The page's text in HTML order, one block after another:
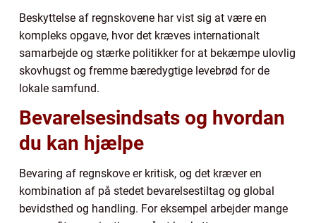
Beskyttelse af regnskovene har vist sig at være en
kompleks opgave, hvor det kræves internationalt
samarbejde og stærke politikker for at bekæmpe ulovlig
skovhugst og fremme bæredygtige levebrød for de
lokale samfund.
Bevarelsesindsats og hvordan
du kan hjælpe
Bevaring af regnskove er kritisk, og det kræver en
kombination af på stedet bevarelsestiltag og global
bevidsthed og handling. For eksempel arbejder mange